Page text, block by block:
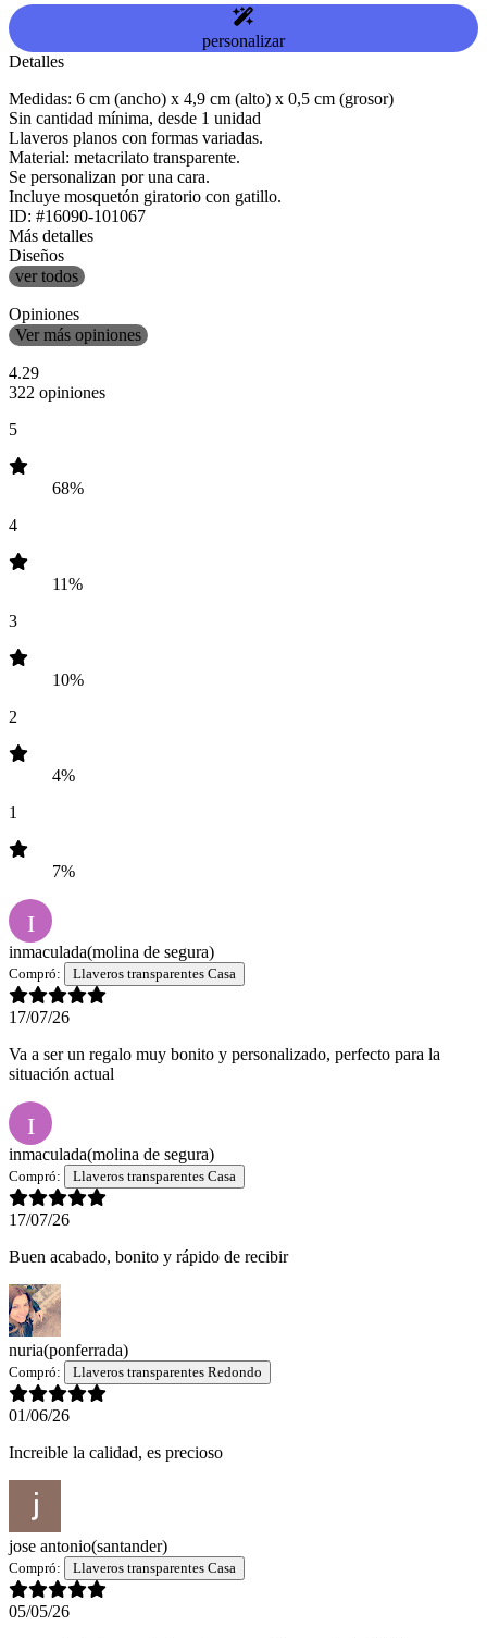
personalizar
Detalles
Medidas: 6 cm (ancho) x 4,9 cm (alto) x 0,5 cm (grosor)
Sin cantidad mínima, desde 1 unidad
Llaveros planos con formas variadas.
Material: metacrilato transparente.
Se personalizan por una cara.
Incluye mosquetón giratorio con gatillo.
ID: #16090-101067
Más detalles
Diseños
ver todos
Opiniones
Ver más opiniones
4.29
322 opiniones
5
68%
4
11%
3
10%
2
4%
1
7%
I
inmaculada(molina de segura)
Compró: Llaveros transparentes Casa
17/07/26
Va a ser un regalo muy bonito y personalizado, perfecto para la
situación actual
I
inmaculada(molina de segura)
Compró: Llaveros transparentes Casa
17/07/26
Buen acabado, bonito y rápido de recibir
nuria(ponferrada)
Compró: Llaveros transparentes Redondo
01/06/26
Increible la calidad, es precioso
jose antonio(santander)
Compró: Llaveros transparentes Casa
05/05/26